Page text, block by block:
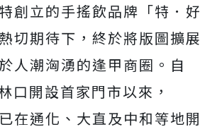
創立的手搖飲品牌「特．好
切期待下，終於將版圖擴展
人潮洶湧的逢甲商圈。自
口開設首家門市以來，
在通化、大直及中和等地開